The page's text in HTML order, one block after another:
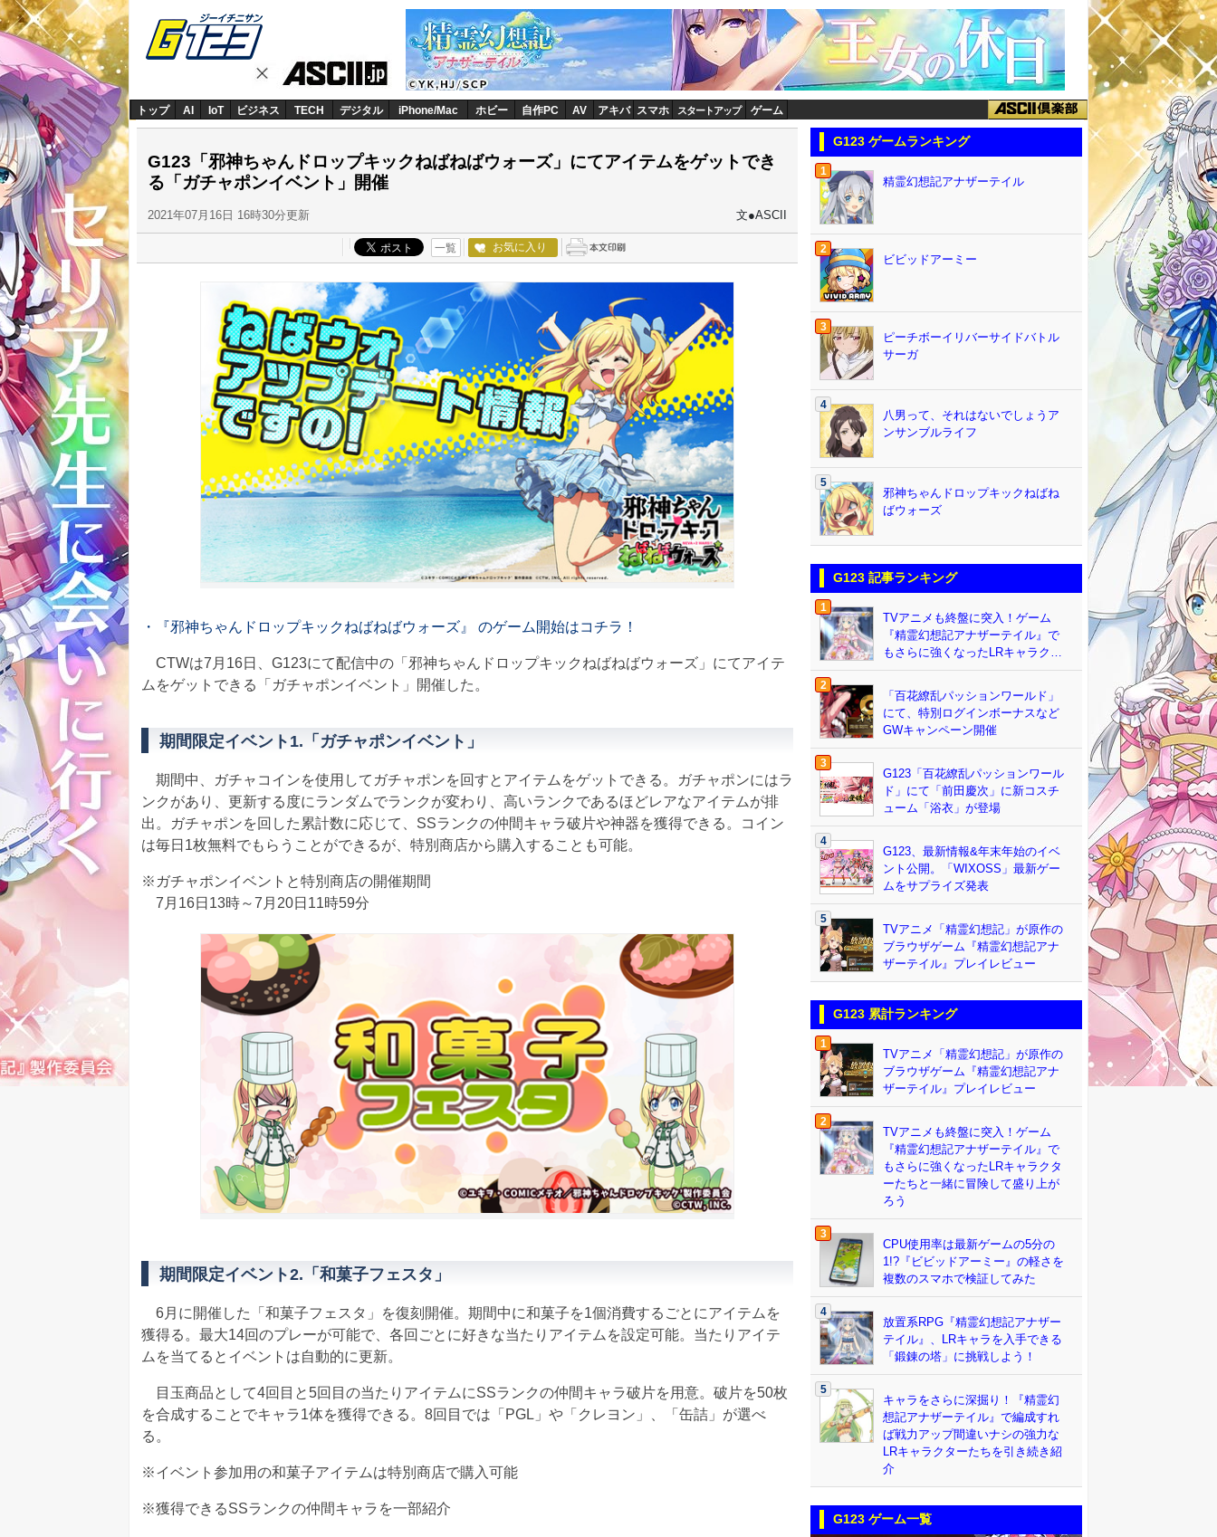
トップ AI IoT ビジネス TECH デジタル iPhone/Mac ホビー 自作PC AV アキバ スマホ スタートアップ ゲーム
G123「邪神ちゃんドロップキックねばねばウォーズ」にてアイテムをゲットでき
る「ガチャポンイベント」開催
2021年07月16日 16時30分更新 文●ASCII
一覧 お気に入り
・『邪神ちゃんドロップキックねばねばウォーズ』 のゲーム開始はコチラ！
CTWは7月16日、G123にて配信中の「邪神ちゃんドロップキックねばねばウォーズ」にてアイテ
ムをゲットできる「ガチャポンイベント」開催した。
期間限定イベント1.「ガチャポンイベント」
期間中、ガチャコインを使用してガチャポンを回すとアイテムをゲットできる。ガチャポンにはラ
ンクがあり、更新する度にランダムでランクが変わり、高いランクであるほどレアなアイテムが排
出。ガチャポンを回した累計数に応じて、SSランクの仲間キャラ破片や神器を獲得できる。コイン
は毎日1枚無料でもらうことができるが、特別商店から購入することも可能。
※ガチャポンイベントと特別商店の開催期間
7月16日13時～7月20日11時59分
期間限定イベント2.「和菓子フェスタ」
6月に開催した「和菓子フェスタ」を復刻開催。期間中に和菓子を1個消費するごとにアイテムを
獲得る。最大14回のプレーが可能で、各回ごとに好きな当たりアイテムを設定可能。当たりアイテ
ムを当てるとイベントは自動的に更新。
目玉商品として4回目と5回目の当たりアイテムにSSランクの仲間キャラ破片を用意。破片を50枚
を合成することでキャラ1体を獲得できる。8回目では「PGL」や「クレヨン」、「缶詰」が選べ
る。
※イベント参加用の和菓子アイテムは特別商店で購入可能
※獲得できるSSランクの仲間キャラを一部紹介
G123 ゲームランキング
1
精霊幻想記アナザーテイル
2
ビビッドアーミー
3
ピーチボーイリバーサイドバトル
サーガ
4
八男って、それはないでしょうア
ンサンブルライフ
5
邪神ちゃんドロップキックねばね
ばウォーズ
G123 記事ランキング
1
TVアニメも終盤に突入！ゲーム
『精霊幻想記アナザーテイル』で
もさらに強くなったLRキャラク…
2
「百花繚乱パッションワールド」
にて、特別ログインボーナスなど
GWキャンペーン開催
3
G123「百花繚乱パッションワール
ド」にて「前田慶次」に新コスチ
ューム「浴衣」が登場
4
G123、最新情報&年末年始のイベ
ント公開。「WIXOSS」最新ゲー
ムをサプライズ発表
5
TVアニメ「精霊幻想記」が原作の
ブラウザゲーム『精霊幻想記アナ
ザーテイル』プレイレビュー
G123 累計ランキング
1
TVアニメ「精霊幻想記」が原作の
ブラウザゲーム『精霊幻想記アナ
ザーテイル』プレイレビュー
2
TVアニメも終盤に突入！ゲーム
『精霊幻想記アナザーテイル』で
もさらに強くなったLRキャラクタ
ーたちと一緒に冒険して盛り上が
ろう
3
CPU使用率は最新ゲームの5分の
1!?『ビビッドアーミー』の軽さを
複数のスマホで検証してみた
4
放置系RPG『精霊幻想記アナザー
テイル』、LRキャラを入手できる
「鍛錬の塔」に挑戦しよう！
5
キャラをさらに深掘り！『精霊幻
想記アナザーテイル』で編成すれ
ば戦力アップ間違いナシの強力な
LRキャラクターたちを引き続き紹
介
G123 ゲーム一覧